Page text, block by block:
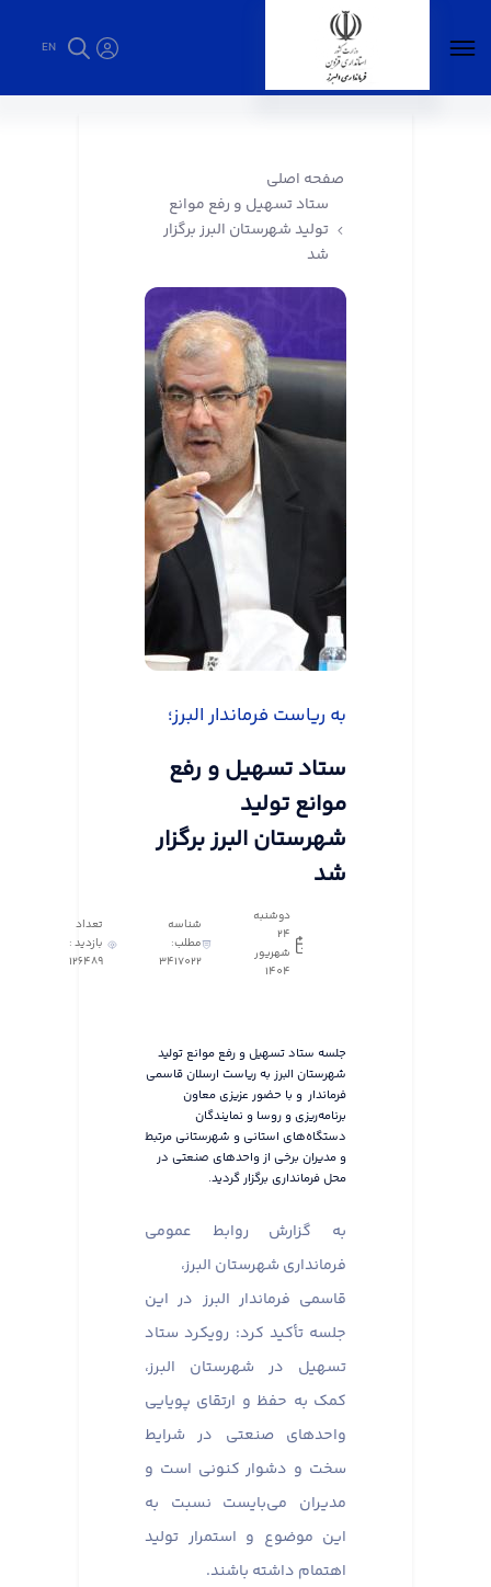
EN
صفحه اصلی
ستاد تسهیل و رفع موانع
تولید شهرستان البرز برگزار
شد
به ریاست فرماندار البرز؛
ستاد تسهیل و رفع
موانع تولید
شهرستان البرز برگزار
شد
دوشنبه
24
شهریور
1404
شناسه
مطلب:
3417022
تعداد
بازدید :
126489
جلسه ستاد تسهیل و رفع موانع تولید
شهرستان البرز به ریاست ارسلان قاسمی
فرماندار و با حضور عزیزی معاون
برنامه‌ریزی و روسا و نمایندگان
دستگاه‌های استانی و شهرستانی مرتبط
و مدیران برخی از واحدهای صنعتی در
محل فرمانداری برگزار گردید.
به گزارش روابط عمومی
فرمانداری شهرستان البرز،
قاسمی فرماندار البرز در این
جلسه تأکید کرد: رویکرد ستاد
تسهیل در شهرستان البرز،
کمک به حفظ و ارتقای پویایی
واحدهای صنعتی در شرایط
سخت و دشوار کنونی است و
مدیران می‌بایست نسبت به
این موضوع و استمرار تولید
اهتمام داشته باشند.